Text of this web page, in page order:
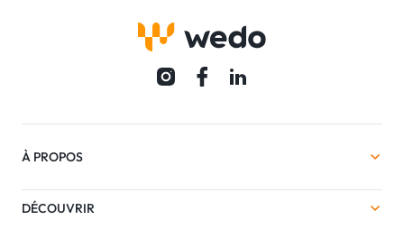
À PROPOS
DÉCOUVRIR